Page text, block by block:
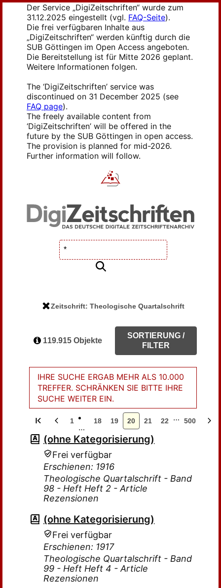
Der Service „DigiZeitschriften“ wurde zum
31.12.2025 eingestellt (vgl. FAQ-Seite).
Die frei verfügbaren Inhalte aus
„DigiZeitschriften“ werden künftig durch die
SUB Göttingen im Open Access angeboten.
Die Bereitstellung ist für Mitte 2026 geplant.
Weitere Informationen folgen.
The ‘DigiZeitschriften’ service was
discontinued on 31 December 2025 (see
FAQ page).
The freely available content from
‘DigiZeitschriften’ will be offered in the
future by the SUB Göttingen in open access.
The provision is planned for mid-2026.
Further information will follow.
Zeitschrift: Theologische Quartalschrift
119.915 Objekte
SORTIERUNG /
FILTER
IHRE SUCHE ERGAB MEHR ALS 10.000
TREFFER. SCHRÄNKEN SIE BITTE IHRE
SUCHE WEITER EIN.
1
…
18 19 20 21 22 … 500
(ohne Kategorisierung)
Frei verfügbar
Erschienen: 1916
Theologische Quartalschrift - Band
98 - Heft Heft 2 - Article
Rezensionen
(ohne Kategorisierung)
Frei verfügbar
Erschienen: 1917
Theologische Quartalschrift - Band
99 - Heft Heft 4 - Article
Rezensionen